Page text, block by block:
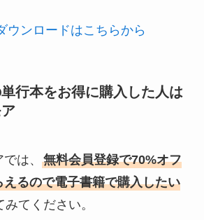
ウンロードはこちらから
行本をお得に購入した人は
は、 無料会員登録で70%オフ
るので電子書籍で購入したい
てください。